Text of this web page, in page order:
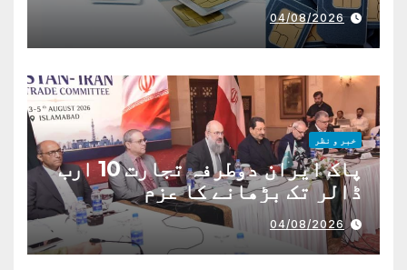
04/08/2026
خبر و نظر
پاک ایران دوطرفہ تجارت 10 ارب
ڈالر تک بڑھانے کا عزم
04/08/2026